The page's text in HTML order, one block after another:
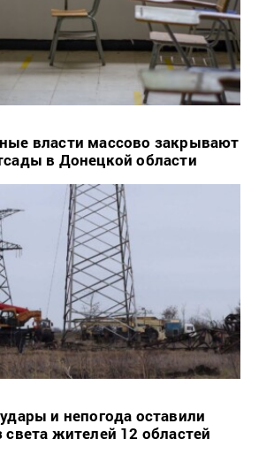
власти массово закрывают
в Донецкой области
и непогода оставили
жителей 12 областей